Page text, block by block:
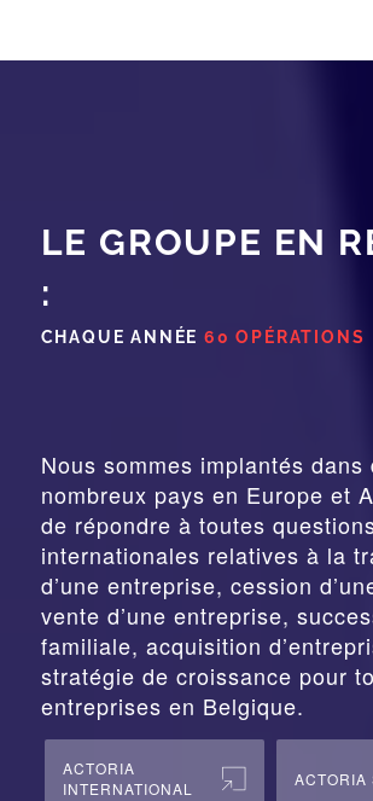
LE GROUPE EN
:
CHAQUE ANNÉE 60 OPÉRATIONS
Nous sommes implantés dans
nombreux pays en Europe et
de répondre à toutes
internationales relatives à la
d’une entreprise, cession
vente d’une entreprise,
familiale, acquisition
stratégie de croissance pour
entreprises en Belgique.
ACTORIA
INTERNATIONAL
ACTORIA